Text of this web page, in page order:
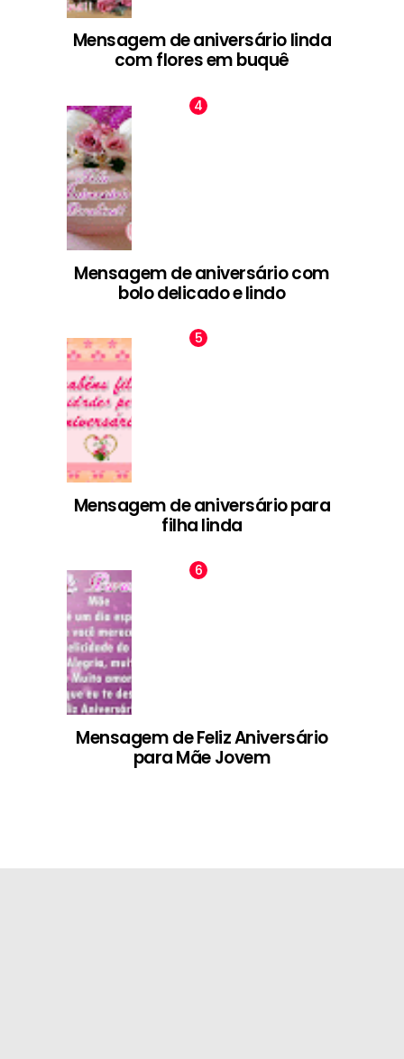
Mensagem de aniversário linda
com flores em buquê
Mensagem de aniversário com
bolo delicado e lindo
Mensagem de aniversário para
filha linda
Mensagem de Feliz Aniversário
para Mãe Jovem